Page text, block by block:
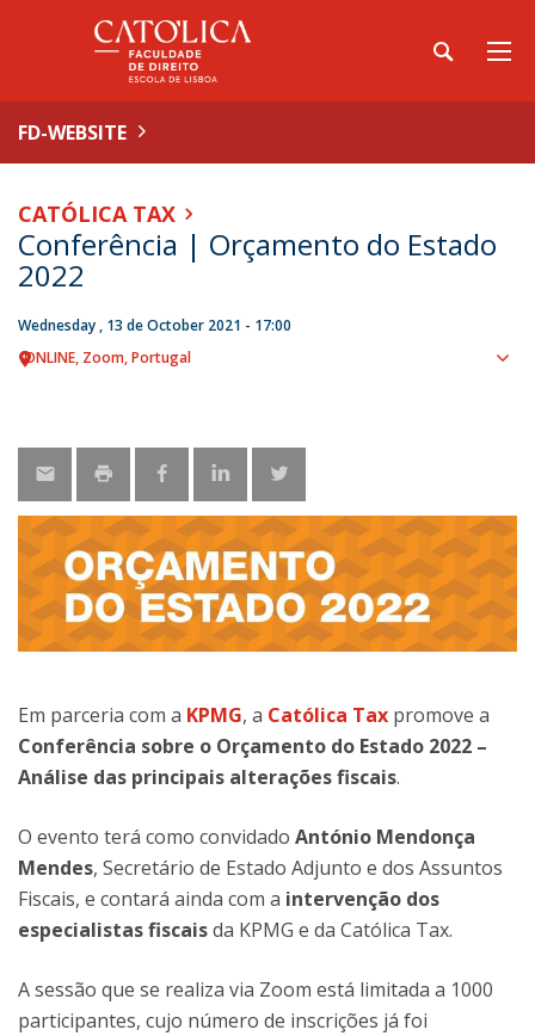
FD-WEBSITE
CATÓLICA TAX
Conferência | Orçamento do Estado
2022
Wednesday , 13 de October 2021 - 17:00
ONLINE Zoom Portugal
Em parceria com a KPMG, a Católica Tax promove a
Conferência sobre o Orçamento do Estado 2022 –
Análise das principais alterações fiscais.
O evento terá como convidado António Mendonça
Mendes, Secretário de Estado Adjunto e dos Assuntos
Fiscais, e contará ainda com a intervenção dos
especialistas fiscaisda KPMG e da Católica Tax.
A sessão que se realiza via Zoom está limitada a 1000
participantes, cujo número de inscrições já foi